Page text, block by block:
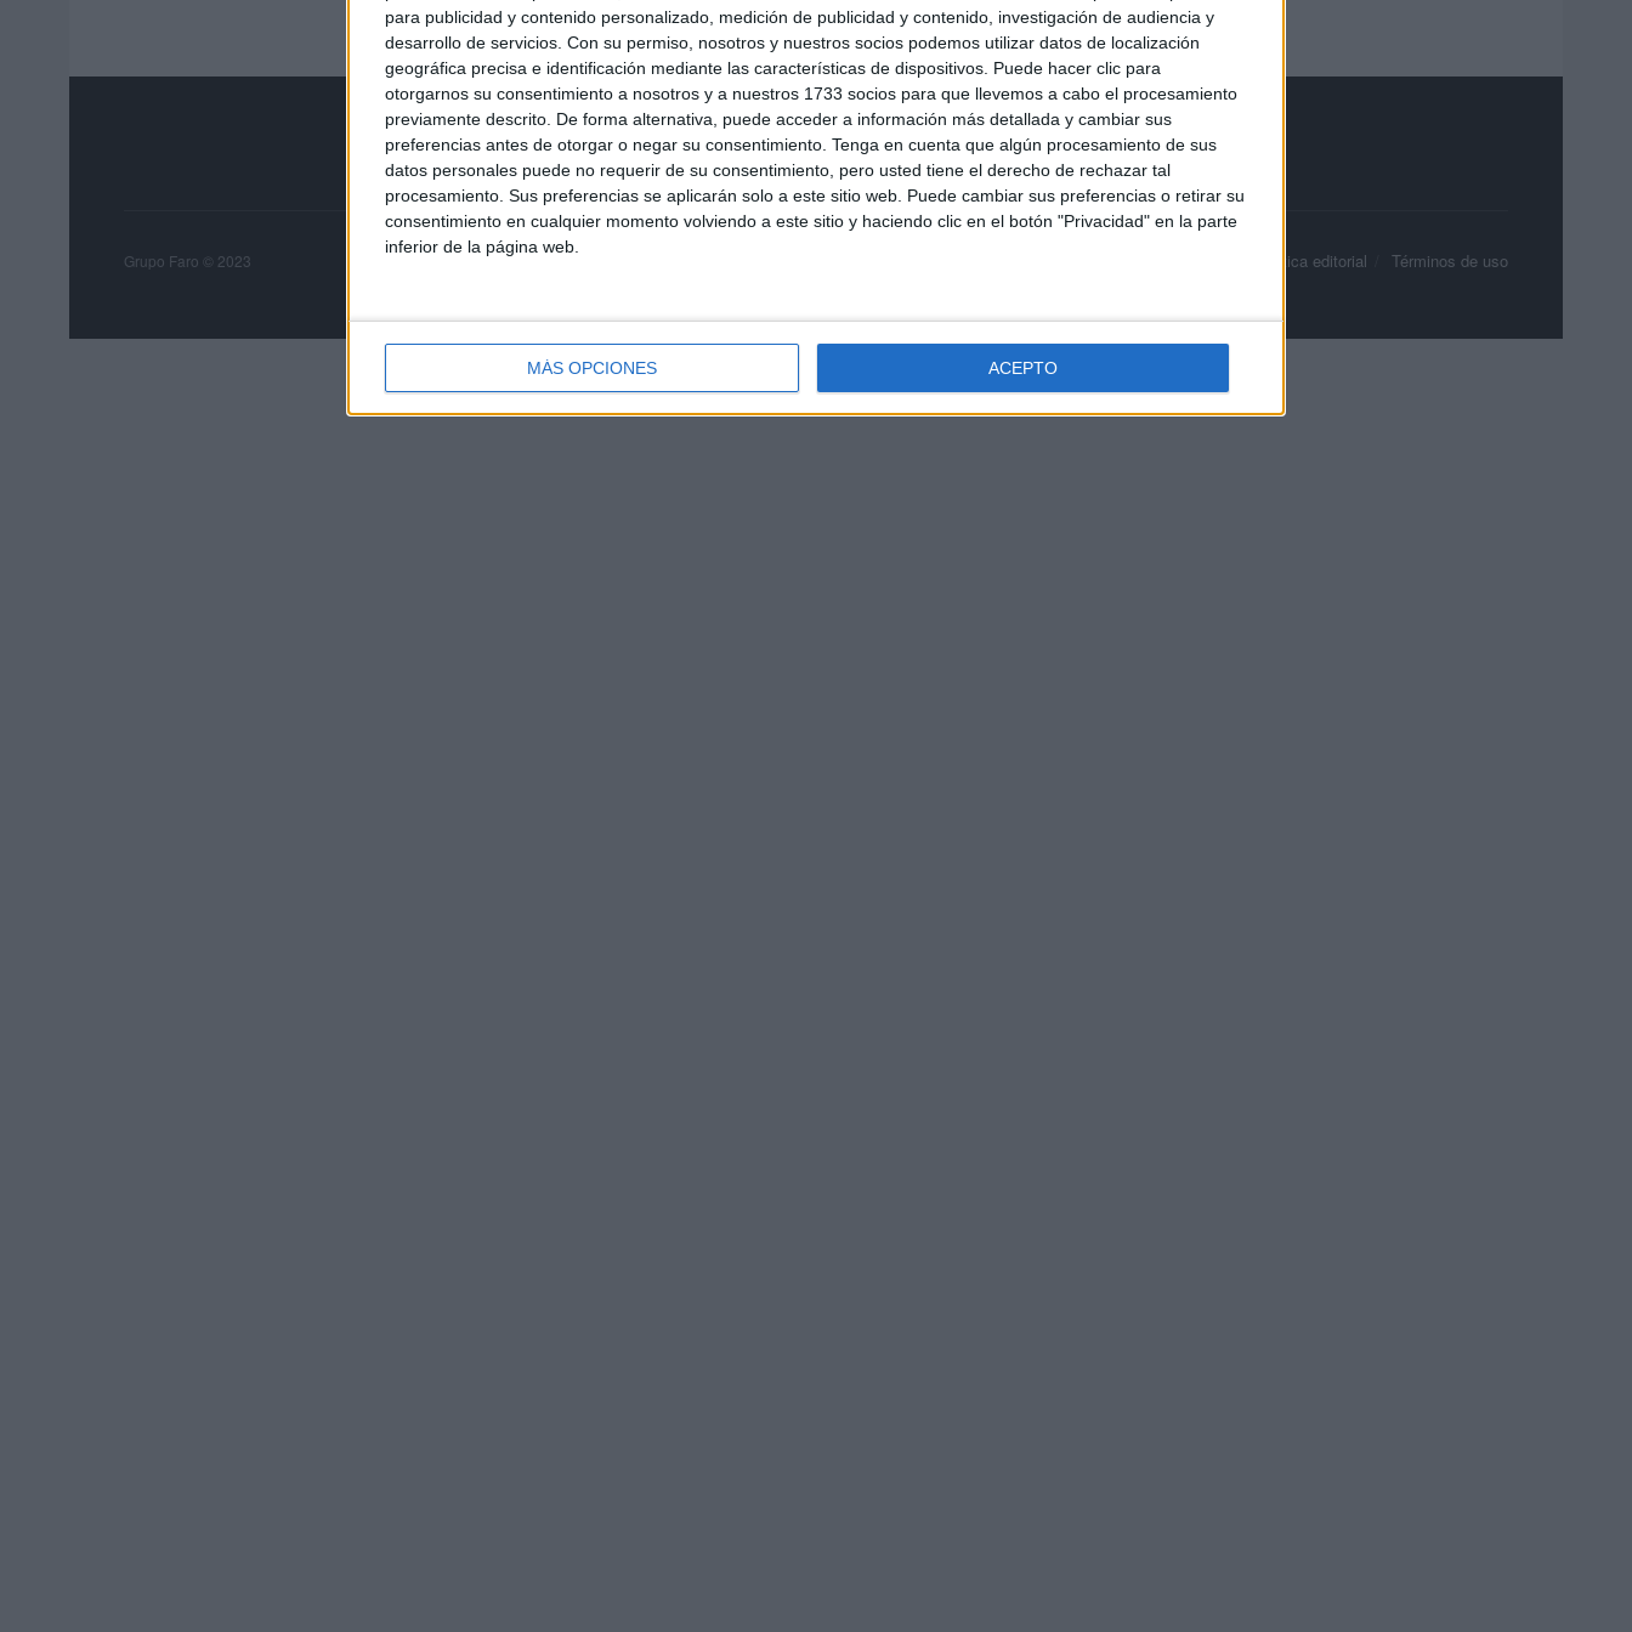
para publicidad y contenido personalizado, medición de publicidad y contenido, investigación de audiencia y
desarrollo de servicios. Con su permiso, nosotros y nuestros socios podemos utilizar datos de localización
geográfica precisa e identificación mediante las características de dispositivos. Puede hacer clic para
otorgarnos su consentimiento a nosotros y a nuestros 1733 socios para que llevemos a cabo el procesamiento
previamente descrito. De forma alternativa, puede acceder a información más detallada y cambiar sus
preferencias antes de otorgar o negar su consentimiento. Tenga en cuenta que algún procesamiento de sus
datos personales puede no requerir de su consentimiento, pero usted tiene el derecho de rechazar tal
procesamiento. Sus preferencias se aplicarán solo a este sitio web. Puede cambiar sus preferencias o retirar su
consentimiento en cualquier momento volviendo a este sitio y haciendo clic en el botón "Privacidad" en la parte
inferior de la página web.
MÁS OPCIONES ACEPTO
Publicidad Política editorial Términos de uso
Grupo Faro © 2023